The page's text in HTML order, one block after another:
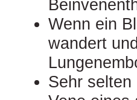
Wenn ein
wandert
Sehr